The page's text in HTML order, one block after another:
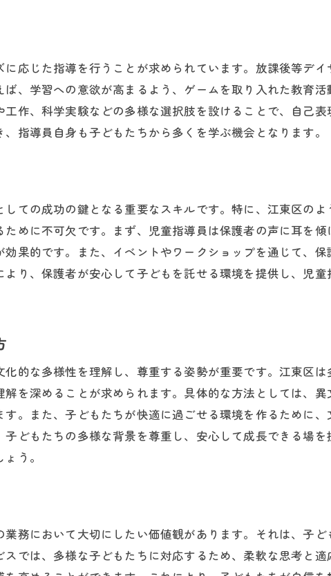
応じた指導を行うことが求められています。放課後等デ
、学習への意欲が高まるよう、ゲームを取り入れた教育
作、科学実験などの多様な選択肢を設けることで、自己
指導員自身も子どもたちから多くを学ぶ機会となります。
ての成功の鍵となる重要なスキルです。特に、江東区の
めに不可欠です。まず、児童指導員は保護者の声に耳を
果的です。また、イベントやワークショップを通じて、
り、保護者が安心して子どもを託せる環境を提供し、児
的な多様性を理解し、尊重する姿勢が重要です。江東区
を深めることが求められます。具体的な方法としては、
。また、子どもたちが快適に過ごせる環境を作るために
どもたちの多様な背景を尊重し、安心して成長できる場
う。
務において大切にしたい価値観があります。それは、子
では、多様な子どもたちに対応するため、柔軟な思考と